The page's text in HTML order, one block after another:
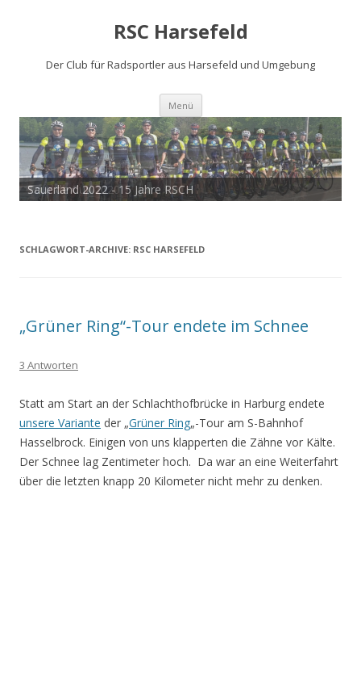
RSC Harsefeld
Der Club für Radsportler aus Harsefeld und Umgebung
Menü Zum
springen
Sauerland 2022 - 15 Jahre RSCH
Tour de Cux 2020
SCHLAGWORT-ARCHIVE: RSC HARSEFELD
„Grüner Ring“-Tour endete im Schnee
3 Antworten
Statt am Start an der Schlachthofbrücke in Harburg endete
unsere Variante der „Grüner Ring„-Tour am S-Bahnhof
Hasselbrock. Einigen von uns klapperten die Zähne vor Kälte.
Der Schnee lag Zentimeter hoch. Da war an eine Weiterfahrt
über die letzten knapp 20 Kilometer nicht mehr zu denken.